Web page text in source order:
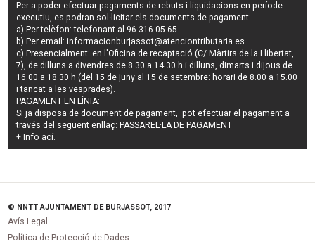
Per a poder efectuar pagaments derebuts i liquidacions en període
executiu, es podran sol·licitar els documents de pagament:
a) Per telèfon: telefonant al 96 316 05 65.
b) Per email:informacionburjassot@atenciontributaria.es.
c) Presencialment: en l'Oficina de recaptació (C/ Màrtirs de la Llibertat,
7), de dilluns a divendres de 8.30 a 14.30 h i dilluns, dimarts i dijous de
16.00 a 18.30 h (del 15 de juny al 15 de setembre: horari de 8.00 a 15.00
i tancat a les vesprades).
PAGAMENT EN LÍNIA:
Si ja disposa de document de pagament, pot efectuar el pagament a
través del següent enllaç: PASSAREL·LA DE PAGAMENT
+ Info ací.
© NNTT AJUNTAMENT DE BURJASSOT, 2017
Avís Legal
Política de Protecció de Dades